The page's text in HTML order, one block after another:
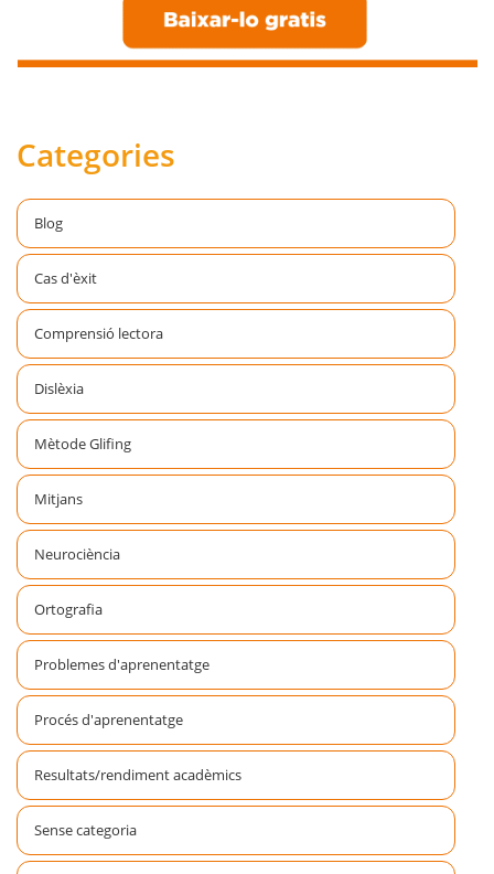
Categories
Blog
Cas d'èxit
Comprensió lectora
Dislèxia
Mètode Glifing
Mitjans
Neurociència
Ortografia
Problemes d'aprenentatge
Procés d'aprenentatge
Resultats/rendiment acadèmics
Sense categoria